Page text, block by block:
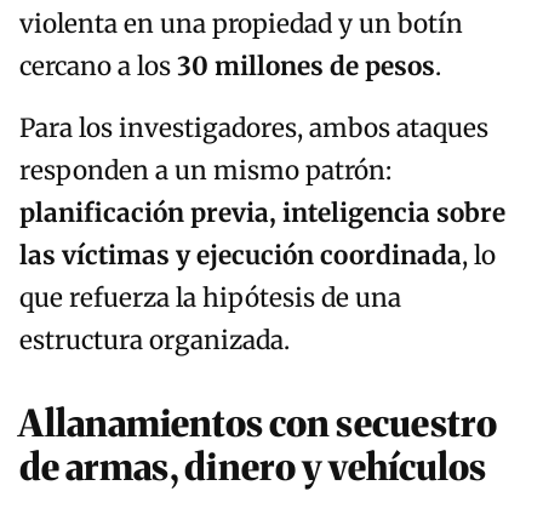
violenta en una propiedad y un botín
cercano a los30 millones de pesos.
Para los investigadores, ambos ataques
responden a un mismo patrón:
planificación previa, inteligencia sobre
las víctimas y ejecución coordinada, lo
que refuerza la hipótesis de una
estructura organizada.
Allanamientos con secuestro
de armas, dinero y vehículos